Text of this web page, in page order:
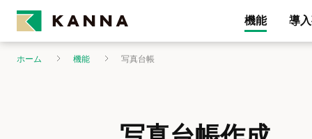
機能 導
ホーム 機能 写真台帳